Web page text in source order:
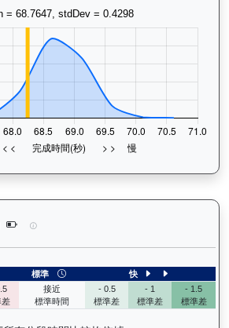
驕陽明駒（H302）— 速勢末腳加速能
標準
快
差
接近
標準時間
- 0.5
標準差
- 1
標準差
- 1.5
標準差